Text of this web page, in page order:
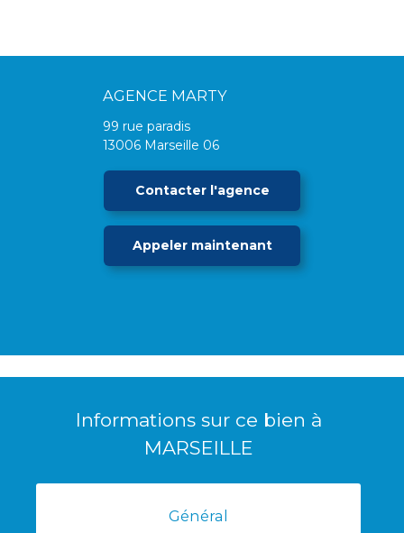
AGENCE MARTY
99 rue paradis
13006 Marseille 06
Contacter l'agence
Appeler maintenant
sélectionde
ami
Informations sur ce bien à
MARSEILLE
Général